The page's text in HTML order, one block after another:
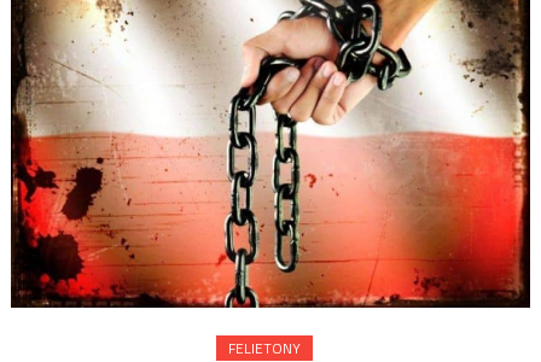
FELIETONY